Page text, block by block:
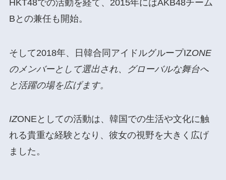
HKT48での活動を経て、2015年にはAKB48チーム
Bとの兼任も開始。
そして2018年、日韓合同アイドルグループIZONE
のメンバーとして選出され、グローバルな舞台へ
と活躍の場を広げます。
IZONEとしての活動は、韓国での生活や文化に触
れる貴重な経験となり、彼女の視野を大きく広げ
ました。